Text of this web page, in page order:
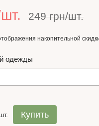
249 грн/шт.
накопительной
одежды
Купить